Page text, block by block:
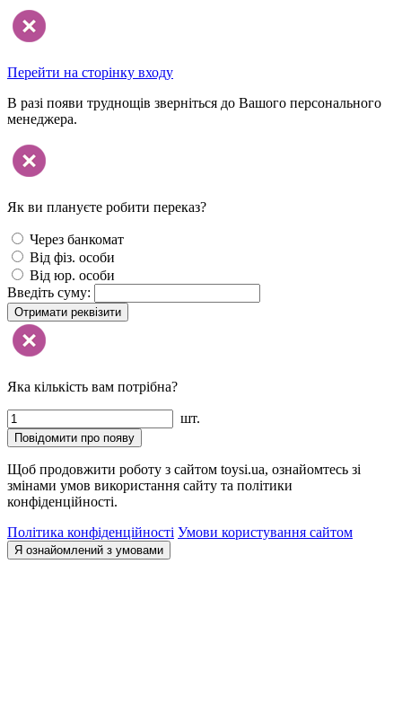
Перейти на сторінку входу
В разі появи труднощів зверніться до Вашого персонального
менеджера.
Як ви плануєте робити переказ?
Через банкомат
Від фіз. особи
Від юр. особи
Введіть суму:
Отримати реквізити
Яка кількість вам потрібна?
шт.
Повідомити про появу
Щоб продовжити роботу з сайтом toysi.ua, ознайомтесь зі
змінами умов використання сайту та політики
конфіденційності.
Політика конфіденційності Умови користування сайтом
Я ознайомлений з умовами